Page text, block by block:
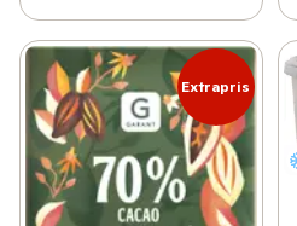
Extrapris